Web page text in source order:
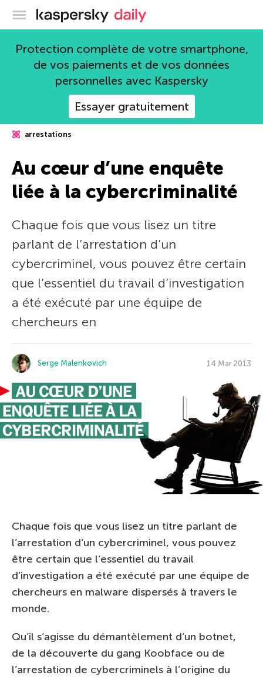
Blog officiel de Kaspersky
Protection complète de votre smartphone,
de vos paiements et de vos données
personnelles avec Kaspersky
Essayer gratuitement
arrestations
Au cœur d’une enquête
liée à la cybercriminalité
Chaque fois que vous lisez un titre
parlant de l’arrestation d’un
cybercriminel, vous pouvez être certain
que l’essentiel du travail d’investigation
a été exécuté par une équipe de
chercheurs en
Serge Malenkovich 14 Mar 2013
Chaque fois que vous lisez un titre parlant de
l’arrestation d’un cybercriminel, vous pouvez
être certain que l’essentiel du travail
d’investigation a été exécuté par une équipe de
chercheurs en malware dispersés à travers le
monde.
Qu’il s’agisse du démantèlement d’un botnet,
de la découverte du gang Koobface ou de
l’arrestation de cybercriminels à l’origine du